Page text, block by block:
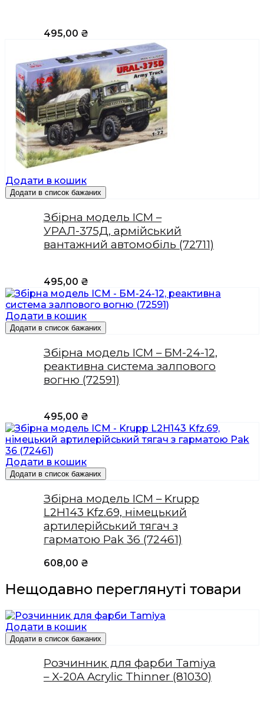
495,00 ₴
Додати в кошик
Додати в список бажаних
Збірна модель ICM –
УРАЛ-375Д, армійський
вантажний автомобіль (72711)
495,00 ₴
Додати в кошик
Додати в список бажаних
Збірна модель ICM – БМ-24-12,
реактивна система залпового
вогню (72591)
495,00 ₴
Додати в кошик
Додати в список бажаних
Збірна модель ICM – Krupp
L2H143 Kfz.69, німецький
артилерійський тягач з
гарматою Pak 36 (72461)
608,00 ₴
Нещодавно переглянуті товари
Додати в кошик
Додати в список бажаних
Розчинник для фарби Tamiya
– X-20A Acrylic Thinner (81030)